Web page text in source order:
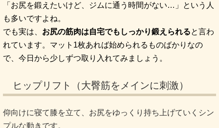
「お尻を鍛えたいけど、ジムに通う時間がない…」という人
も多いですよね。
でも実は、 お尻の筋肉は自宅でもしっかり鍛えられると言わ
れています。マット1枚あれば始められるものばかりなの
で、今日から少しずつ取り入れてみましょう。
ヒップリフト（大臀筋をメインに刺激）
仰向けに寝て膝を立て、お尻をゆっくり持ち上げていくシン
プルな動きです。